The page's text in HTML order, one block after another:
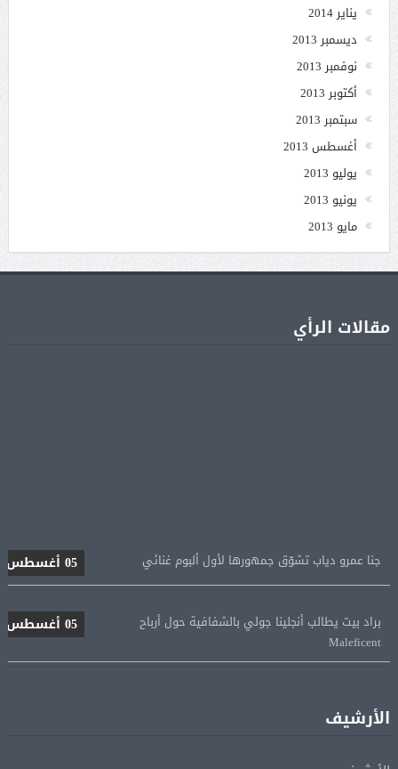
يناير 2014
ديسمبر 2013
نوفمبر 2013
أكتوبر 2013
سبتمبر 2013
أغسطس 2013
يوليو 2013
يونيو 2013
مايو 2013
مقالات الرأي
Maleficent
الأرشيف